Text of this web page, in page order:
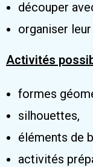
découper
organiser
Activités
formes
silhouettes,
éléments de
activités